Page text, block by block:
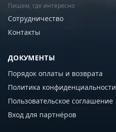
Пишем, где интересно
Сотрудничество
Контакты
ДОКУМЕНТЫ
Порядок оплаты и возврата
Политика конфиденциальности
Пользовательское соглашение
Вход для партнёров